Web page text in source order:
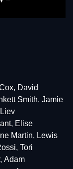
David
Smith, Jamie
Elise
Martin, Lewis
Tori
Adam